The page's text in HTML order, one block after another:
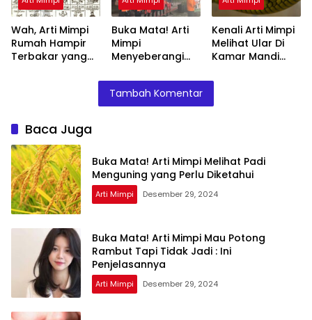
Wah, Arti Mimpi
Rumah Hampir
Terbakar yang
Buka Mata! Arti
Mimpi
Menyeberangi
Teman Ternyata
Ini Artinya
Menurut Pakar
Kenali Arti Mimpi
Melihat Ular Di
Kamar Mandi
Ini Penjelasannya
Tambah Komentar
Baca Juga
Buka Mata! Arti Mimpi Melihat Padi
Menguning yang Perlu Diketahui
Arti Mimpi Desember 29, 2024
Buka Mata! Arti Mimpi Mau Potong
Rambut Tapi Tidak Jadi : Ini
Penjelasannya
Arti Mimpi Desember 29, 2024